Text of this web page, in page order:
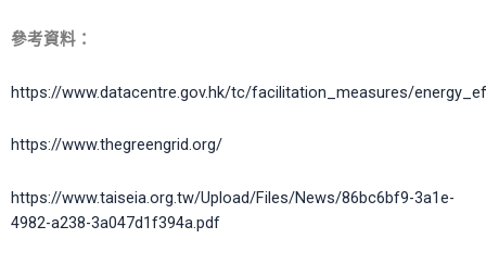
參考資料：
https://www.datacentre.gov.hk/tc/facilitation_measures/
https://www.thegreengrid.org/
https://www.taiseia.org.tw/Upload/Files/News/86bc6bf9-3a1e-
4982-a238-3a047d1f394a.pdf